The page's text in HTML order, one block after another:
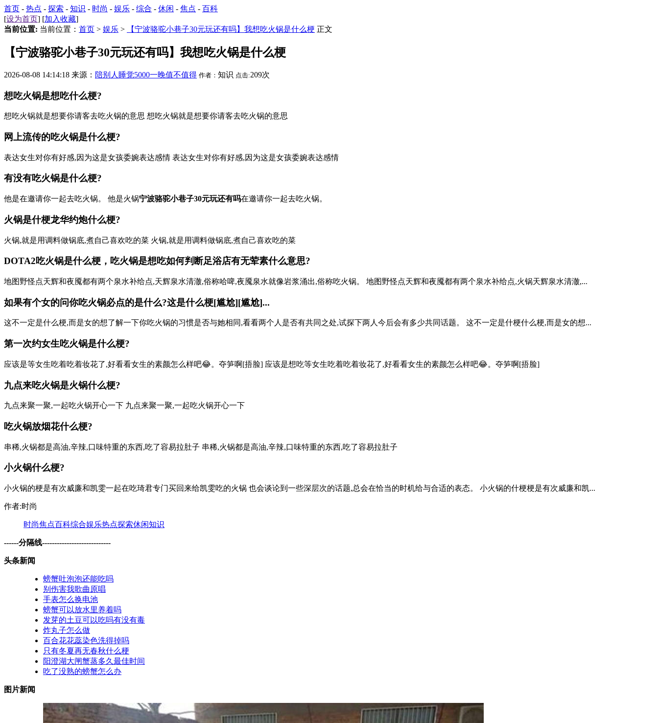
首页 - 热点 - 探索 - 知识 - 时尚 - 娱乐 - 综合 - 休闲 - 焦点 - 百科
[设为首页] [加入收藏]
当前位置: 当前位置： 首页 > 娱乐 > 【宁波骆驼小巷子30元玩还有吗】我想吃火锅是什么梗 正文
【宁波骆驼小巷子30元玩还有吗】我想吃火锅是什么梗
2026-08-08 14:14:18 来源： 陪别人睡觉5000一晚值不值得 作者： 知识 点击:209次
想吃火锅是想吃什么梗?
想吃火锅就是想要你请客去吃火锅的意思 想吃火锅就是想要你请客去吃火锅的意思
网上流传的吃火锅是什么梗?
表达女生对你有好感,因为这是女孩委婉表达感情 表达女生对你有好感,因为这是女孩委婉表达感情
有没有吃火锅是什么梗?
他是在邀请你一起去吃火锅。 他是火锅宁波骆驼小巷子30元玩还有吗在邀请你一起去吃火锅。
火锅是什梗龙华约炮什么梗?
火锅,就是用调料做锅底,煮自己喜欢吃的菜 火锅,就是用调料做锅底,煮自己喜欢吃的菜
DOTA2吃火锅是什么梗，吃火锅是想吃如何判断足浴店有无荤素什么意思?
地图野怪点天辉和夜魇都有两个泉水补给点,天辉泉水清澈,俗称哈啤,夜魇泉水就像岩浆涌出,俗称吃火锅。 地图野怪点天辉和夜魇都有两个泉水补给点,火锅天辉泉水清澈,...
如果有个女的问你吃火锅必点的是什么?这是什么梗[尴尬][尴尬]...
这不一定是什么梗,而是女的想了解一下你吃火锅的习惯是否与她相同,看看两个人是否有共同之处,试探下两人今后会有多少共同话题。 这不一定是什梗什么梗,而是女的想...
第一次约女生吃火锅是什么梗?
应该是等女生吃着吃着妆花了,好看看女生的素颜怎么样吧😂。夺笋啊[捂脸] 应该是想吃等女生吃着吃着妆花了,好看看女生的素颜怎么样吧😂。夺笋啊[捂脸]
九点来吃火锅是火锅什么梗?
九点来聚一聚,一起吃火锅开心一下 九点来聚一聚,一起吃火锅开心一下
吃火锅放烟花什么梗?
串稀,火锅都是高油,辛辣,口味特重的东西,吃了容易拉肚子 串稀,火锅都是高油,辛辣,口味特重的东西,吃了容易拉肚子
小火锅什么梗?
小火锅的梗是有次威廉和凯雯一起在吃琦君专门买回来给凯雯吃的火锅 也会谈论到一些深层次的话题,总会在恰当的时机给与合适的表态。 小火锅的什梗梗是有次威廉和凯...
作者:时尚
时尚焦点百科综合娱乐热点探索休闲知识
------分隔线----------------------------
头条新闻
螃蟹吐泡泡还能吃吗
别伤害我歌曲原唱
手表怎么换电池
螃蟹可以放水里养着吗
发芽的土豆可以吃吗有没有毒
炸丸子怎么做
百合花花蕊染色洗得掉吗
只有冬夏再无春秋什么梗
阳澄湖大闸蟹蒸多久最佳时间
吃了没熟的螃蟹怎么办
图片新闻